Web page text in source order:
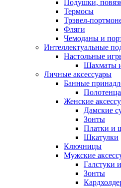
Подушки,
Термосы
Трэвел-
Фляги
Чемоданы и
Интеллектуальные
Настольные
Шахматы
Личные аксессуары
Банные
Полотенца
Женские
Дамские
Зонты
Платки и
Шкатулки
Ключницы
Мужские
Галстуки
Зонты